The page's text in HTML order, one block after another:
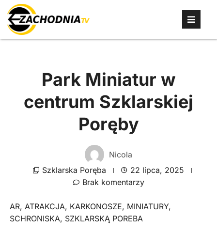
Park Miniatur w
centrum Szklarskiej
Poręby
Nicola
Szklarska Poręba
22 lipca, 2025
Brak komentarzy
AR, ATRAKCJA, KARKONOSZE, MINIATURY,
SCHRONISKA, SZKLARSKĄ POREBA